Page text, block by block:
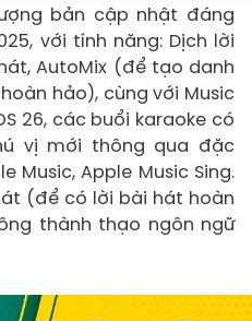
bản cập nhật đáng
với tính năng: Dịch lời
AutoMix (để tạo danh
hảo), cùng với Music
26, các buổi karaoke có
vị mới thông qua đặc
Music, Apple Music Sing.
(để có lời bài hát hoàn
thành thạo ngôn ngữ